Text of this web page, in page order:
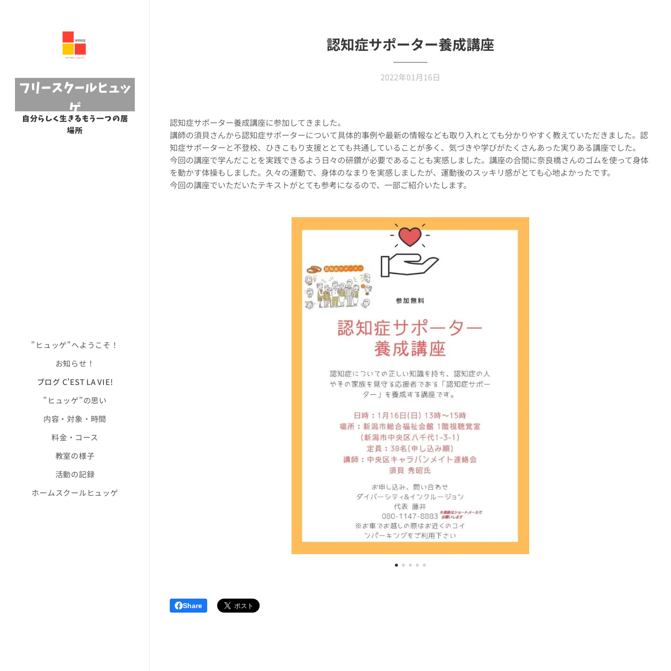
フリースクールヒュッ
ゲ
自分らしく生きるもう一つの居
場所
”ヒュッゲ”へようこそ！
お知らせ！
ブログ C'EST LA VIE!
”ヒュッゲ”の思い
内容・対象・時間
料金・コース
教室の様子
活動の記録
ホームスクールヒュッゲ
認知症サポーター養成講座
2022年01月16日
認知症サポーター養成講座に参加してきました。
講師の須貝さんから認知症サポーターについて具体的事例や最新の情報なども取り入れとても分かりやすく教えていただきました。認
知症サポーターと不登校、ひきこもり支援ととても共通していることが多く、気づきや学びがたくさんあった実りある講座でした。
今回の講座で学んだことを実践できるよう日々の研鑽が必要であることも実感しました。講座の合間に奈良橋さんのゴムを使って身体
を動かす体操もしました。久々の運動で、身体のなまりを実感しましたが、運動後のスッキリ感がとても心地よかったです。
今回の講座でいただいたテキストがとても参考になるので、一部ご紹介いたします。
Share